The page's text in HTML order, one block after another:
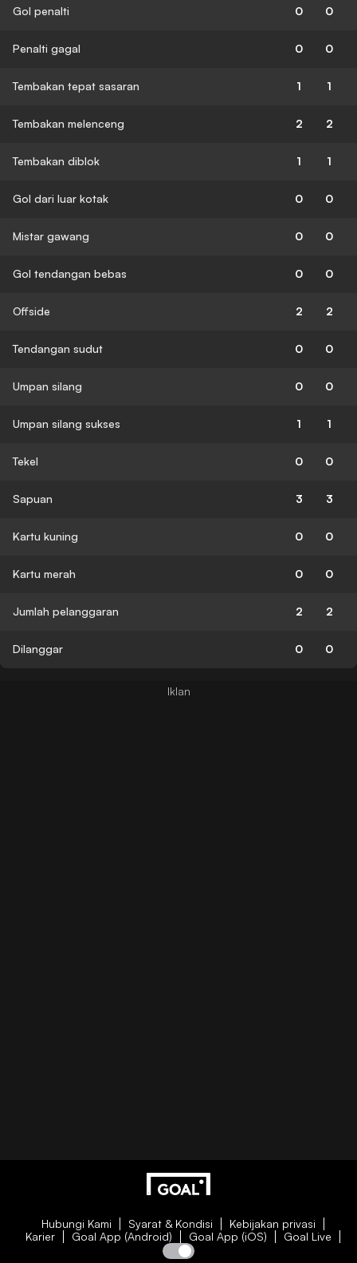
Gol penalti 0 0
Penalti gagal 0 0
Tembakan tepat sasaran 1 1
Tembakan melenceng 2 2
Tembakan diblok 1 1
Gol dari luar kotak 0 0
Mistar gawang 0 0
Gol tendangan bebas 0 0
Offside 2 2
Tendangan sudut 0 0
Umpan silang 0 0
Umpan silang sukses 1 1
Tekel 0 0
Sapuan 3 3
Kartu kuning 0 0
Kartu merah 0 0
Jumlah pelanggaran 2 2
Dilanggar 0 0
Hubungi Kami Syarat & Kondisi
Kebijakan privasi
Karier
Goal App (Android) Goal App (iOS) Goal Live